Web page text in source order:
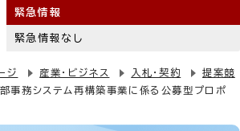
緊急情報
緊急情報なし
ジ 産業・ビジネス 入札・契約
提案競
事務システム再構築事業に係る公募型プロポ